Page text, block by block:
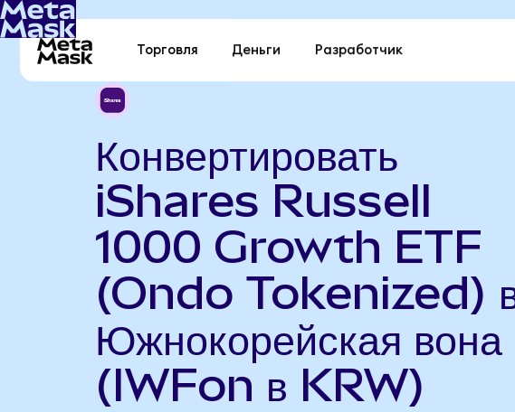
Торговля Деньги Разработчик
Конвертировать
iShares Russell
1000 Growth ETF
(Ondo Tokenized)
Южнокорейская вона
(IWFon в KRW)